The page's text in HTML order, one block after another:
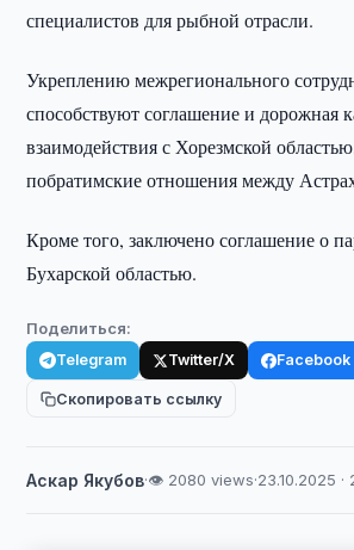
специалистов для рыбной отрасли.
Укреплению межрегионального
способствуют соглашение и дорожная
взаимодействия с Хорезмской
побратимские отношения между
Кроме того, заключено соглашение о
Бухарской областью.
Поделиться:
Telegram Twitter/X Facebook
Скопировать ссылку
Аскар Якубов·👁 2080 views·23.10.2025 ·